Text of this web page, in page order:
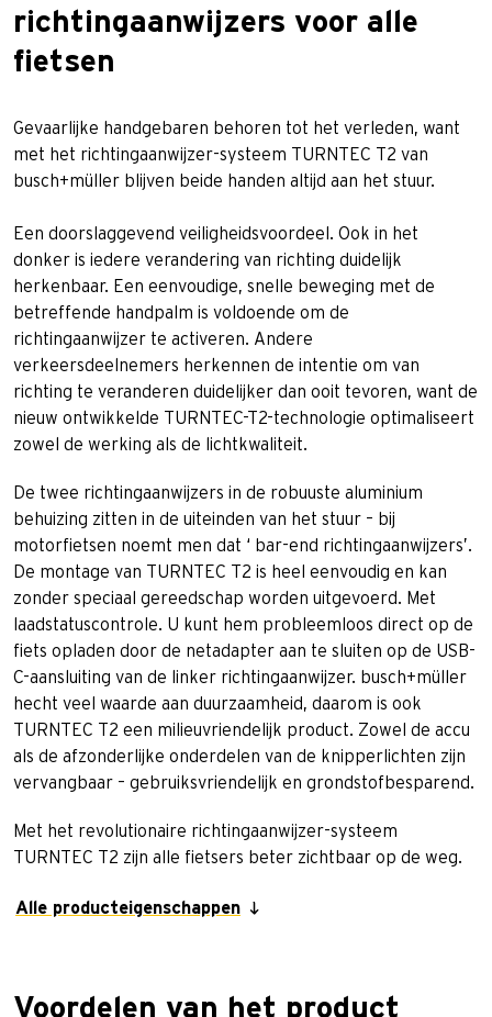
richtingaanwijzers voor alle
fietsen
Gevaarlijke handgebaren behoren tot het verleden, want
met het richtingaanwijzer-systeem TURNTEC T2 van
busch+müller blijven beide handen altijd aan het stuur.
Een doorslaggevend veiligheidsvoordeel. Ook in het
donker is iedere verandering van richting duidelijk
herkenbaar. Een eenvoudige, snelle beweging met de
betreffende handpalm is voldoende om de
richtingaanwijzer te activeren. Andere
verkeersdeelnemers herkennen de intentie om van
richting te veranderen duidelijker dan ooit tevoren, want de
nieuw ontwikkelde TURNTEC-T2-technologie optimaliseert
zowel de werking als de lichtkwaliteit.
De twee richtingaanwijzers in de robuuste aluminium
behuizing zitten in de uiteinden van het stuur – bij
motorfietsen noemt men dat ‘ bar-end richtingaanwijzers’.
De montage van TURNTEC T2 is heel eenvoudig en kan
zonder speciaal gereedschap worden uitgevoerd. Met
laadstatuscontrole. U kunt hem probleemloos direct op de
fiets opladen door de netadapter aan te sluiten op de USB-
C-aansluiting van de linker richtingaanwijzer. busch+müller
hecht veel waarde aan duurzaamheid, daarom is ook
TURNTEC T2 een milieuvriendelijk product. Zowel de accu
als de afzonderlijke onderdelen van de knipperlichten zijn
vervangbaar – gebruiksvriendelijk en grondstofbesparend.
Met het revolutionaire richtingaanwijzer-systeem
TURNTEC T2 zijn alle fietsers beter zichtbaar op de weg.
Alle producteigenschappen
Voordelen van het product